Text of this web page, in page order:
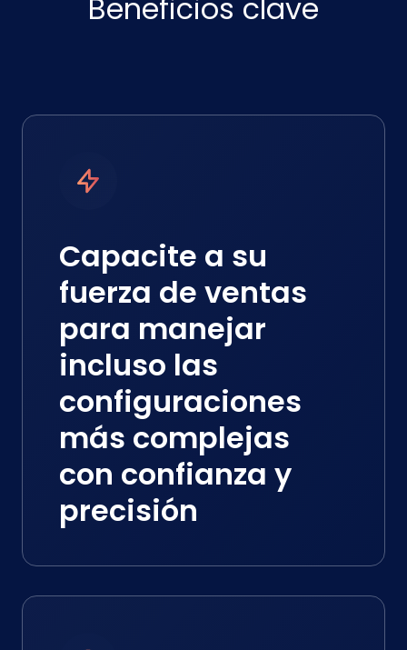
Beneficios clave
Capacite a su
fuerza de ventas
para manejar
incluso las
configuraciones
más complejas
con confianza y
precisión